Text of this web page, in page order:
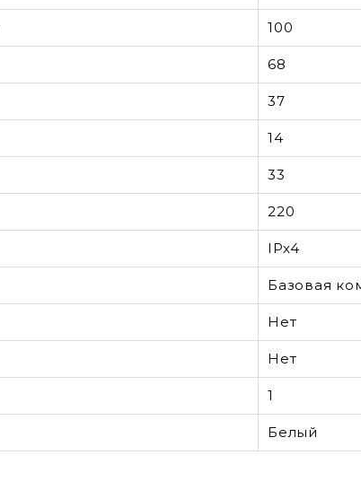
100
68
37
14
33
220
IPx4
Базовая
Нет
Нет
1
Белый